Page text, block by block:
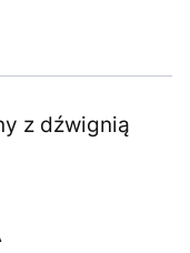
z dźwignią